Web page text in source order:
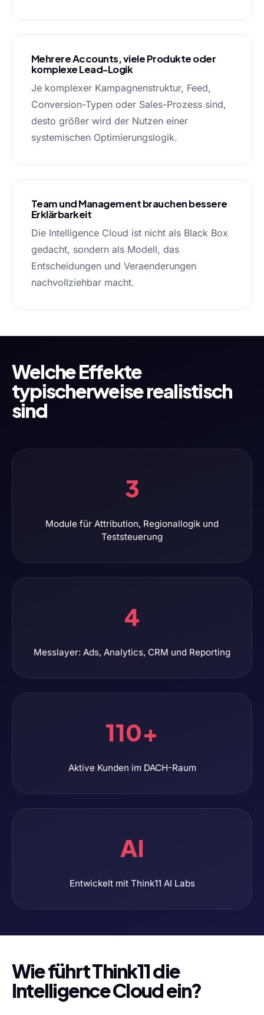
Mehrere Accounts, viele Produkte oder
komplexe Lead-Logik
Je komplexer Kampagnenstruktur, Feed,
Conversion-Typen oder Sales-Prozess sind,
desto größer wird der Nutzen einer
systemischen Optimierungslogik.
Team und Management brauchen bessere
Erklärbarkeit
Die Intelligence Cloud ist nicht als Black Box
gedacht, sondern als Modell, das
Entscheidungen und Veraenderungen
nachvollziehbar macht.
Welche Effekte
typischerweise realistisch
sind
3
Module für Attribution, Regionallogik und
Teststeuerung
4
Messlayer: Ads, Analytics, CRM und Reporting
110+
Aktive Kunden im DACH-Raum
AI
Entwickelt mit Think11 AI Labs
Wie führt Think11 die
Intelligence Cloud ein?